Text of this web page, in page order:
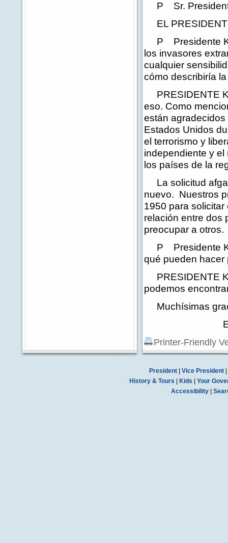
P Sr.
EL
P Presidente
los invasores
cualquier
cómo describiría
PRESIDENTE
eso. Como
están
Estados Unidos
el terrorismo y
independiente y
los países de la
La solicitud
nuevo. Nuestros
1950 para
relación entre dos
preocupar a otros.
P Presidente
qué pueden hacer
PRESIDENTE
podemos
Muchísimas
END
Printer-Friendly
President| Vice President|
History & Tours
Kids
Your
Accessibility